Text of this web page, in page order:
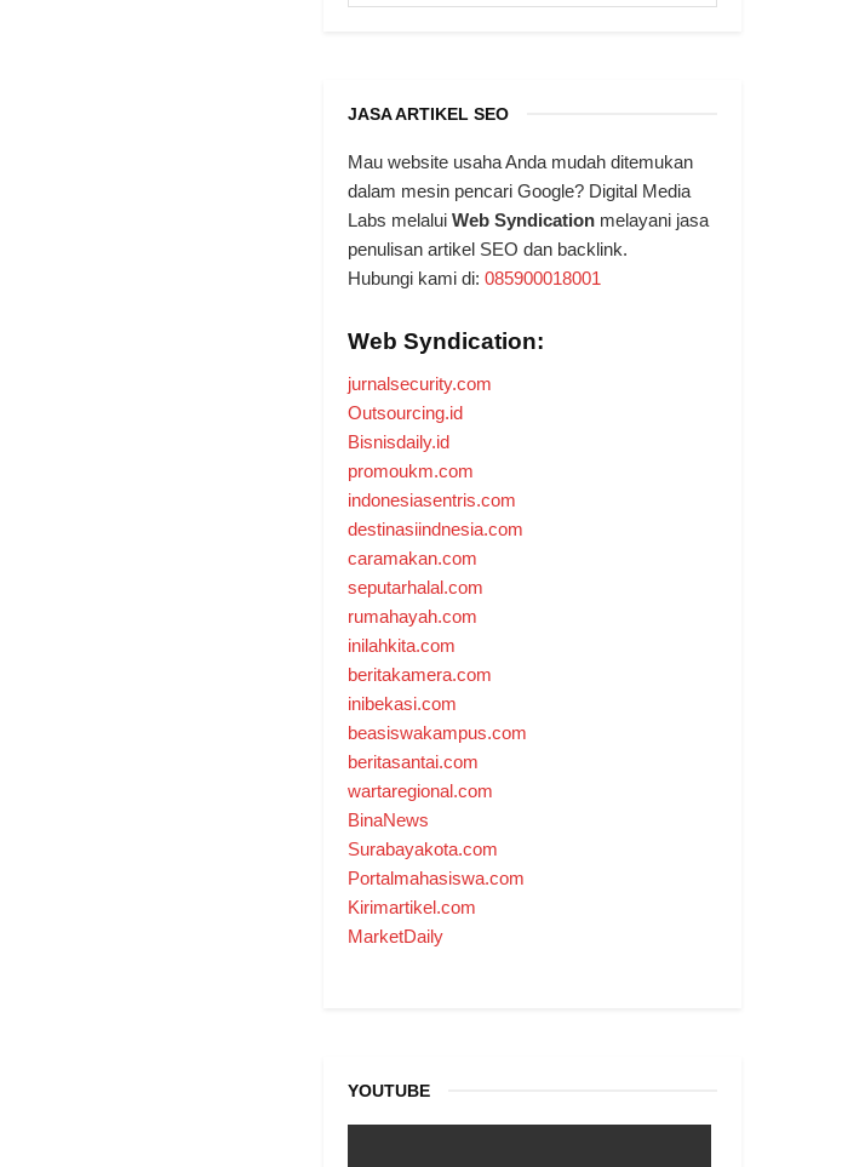
JASA ARTIKEL SEO
Mau website usaha Anda mudah ditemukan
dalam mesin pencari Google? Digital Media
Labs melalui Web Syndication melayani jasa
penulisan artikel SEO dan backlink.
Hubungi kami di: 085900018001
Web Syndication:
jurnalsecurity.com
Outsourcing.id
Bisnisdaily.id
promoukm.com
indonesiasentris.com
destinasiindnesia.com
caramakan.com
seputarhalal.com
rumahayah.com
inilahkita.com
beritakamera.com
inibekasi.com
beasiswakampus.com
beritasantai.com
wartaregional.com
BinaNews
Surabayakota.com
Portalmahasiswa.com
Kirimartikel.com
MarketDaily
YOUTUBE